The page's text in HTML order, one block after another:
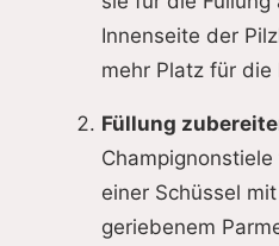
Innenseite der
mehr Platz für die
Füllung
einer Schüssel
geriebenem